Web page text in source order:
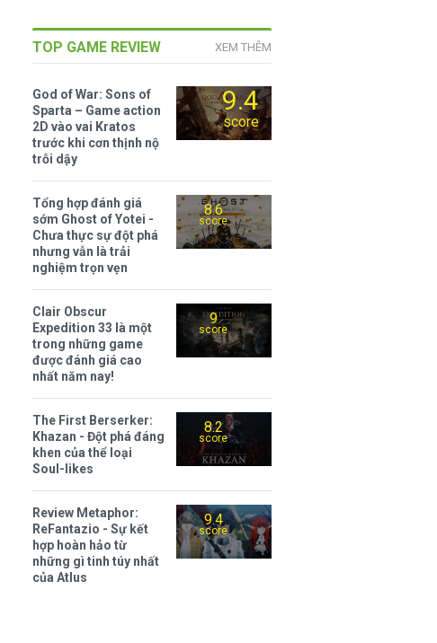
TOP GAME REVIEW XEM THÊM
9.4
score
God of War: Sons of
Sparta – Game action
2D vào vai Kratos
trước khi cơn thịnh nộ
trỗi dậy
8.6
score
Tổng hợp đánh giá
sớm Ghost of Yotei -
Chưa thực sự đột phá
nhưng vẫn là trải
nghiệm trọn vẹn
9
score
Clair Obscur
Expedition 33 là một
trong những game
được đánh giá cao
nhất năm nay!
8.2
score
The First Berserker:
Khazan - Đột phá đáng
khen của thể loại
Soul-likes
9.4
score
Review Metaphor:
ReFantazio - Sự kết
hợp hoàn hảo từ
những gì tinh túy nhất
của Atlus